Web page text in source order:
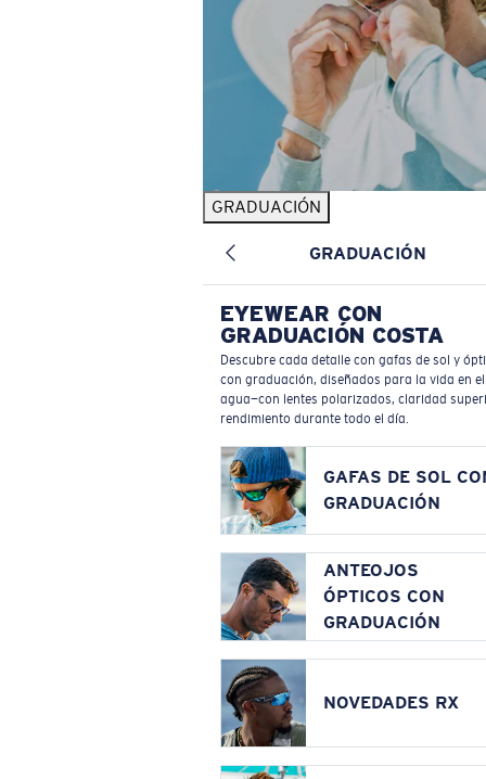
GRADUACIÓN
GRADUACIÓN
EYEWEAR CON
GRADUACIÓN COSTA
Descubre cada detalle con gafas de sol y
con graduación, diseñados para la vida en el
agua—con lentes polarizados, claridad
rendimiento durante todo el día.
GAFAS DE SOL
GRADUACIÓN
ANTEOJOS
ÓPTICOS CON
GRADUACIÓN
NOVEDADES RX